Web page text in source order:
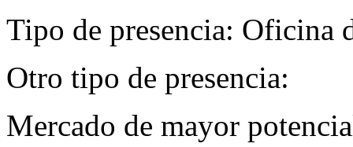
Tipo de presencia: Oficina
Otro tipo de presencia:
Mercado de mayor